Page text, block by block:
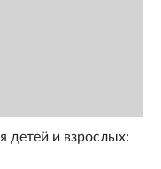
детей и взрослых: